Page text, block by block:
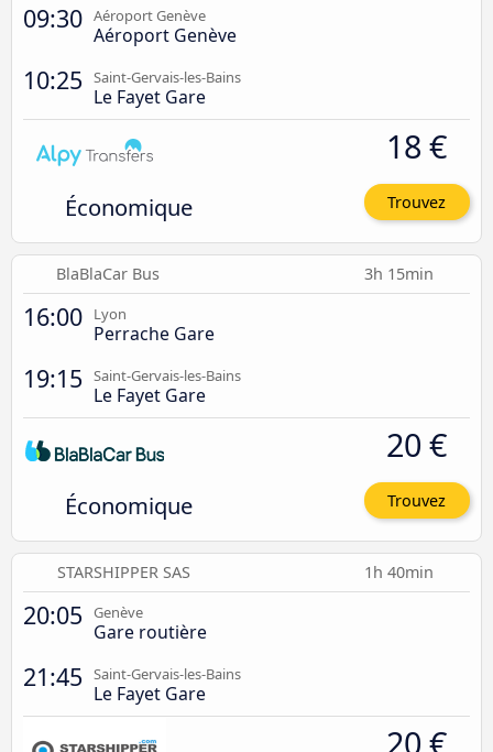
09:30 Aéroport Genève
Aéroport Genève
10:25 Saint-Gervais-les-Bains
Le Fayet Gare
Économique
18 €
Trouvez
BlaBlaCar Bus 3h 15min
16:00 Lyon
Perrache Gare
19:15 Saint-Gervais-les-Bains
Le Fayet Gare
Économique
20 €
Trouvez
STARSHIPPER SAS 1h 40min
20:05 Genève
Gare routière
21:45 Saint-Gervais-les-Bains
Le Fayet Gare
20 €